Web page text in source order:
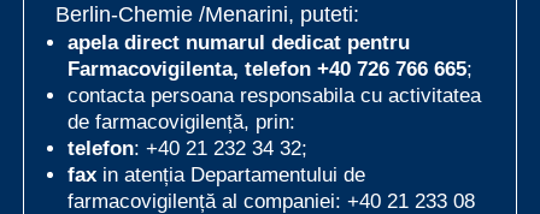
Berlin-Chemie /Menarini, puteti:
apela direct numarul dedicat pentru
Farmacovigilenta, telefon +40 726 766 665;
contacta persoana responsabila cu activitatea
de farmacovigilență, prin:
telefon: +40 21 232 34 32;
fax in atenția Departamentului de
farmacovigilență al companiei: +40 21 233 08